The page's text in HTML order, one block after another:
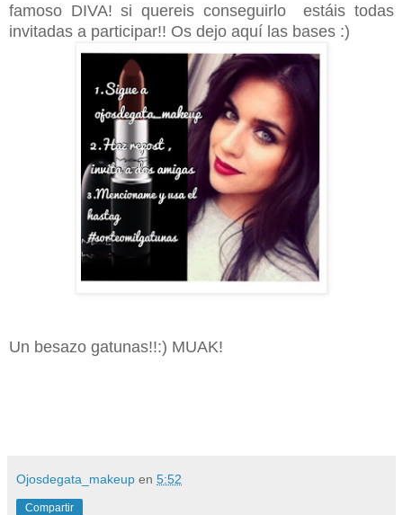
famoso DIVA! si quereis conseguirlo estáis todas
invitadas a participar!! Os dejo aquí las bases :)
Un besazo gatunas!!:) MUAK!
Ojosdegata_makeup en 5:52
Compartir